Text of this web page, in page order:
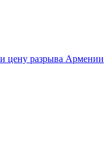
цену разрыва Армении